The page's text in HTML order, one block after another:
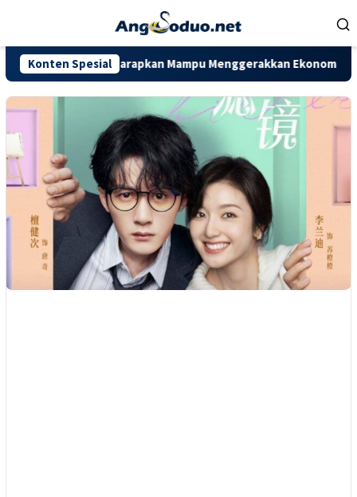
Konten Spesial
Jambi Diharapkan Mampu Menggerakkan Ekonomi Pelaku